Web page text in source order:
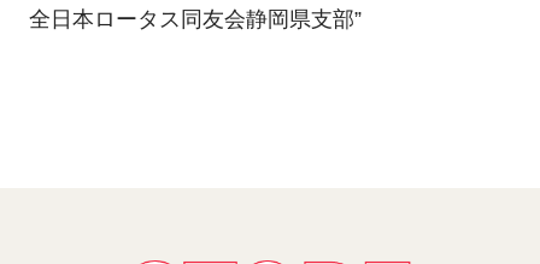
全日本ロータス同友会静岡県支部”